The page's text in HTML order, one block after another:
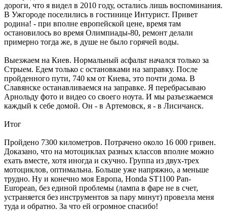
дороги, что я видел в 2010 году, остались лишь воспоминания.
В Ужгороде поселились в гостинице Интурист. Привет
родина! - при вполне европейской цене, время там
остановилось во время Олимпиады-80, ремонт делали
примерно тогда же, в душе не было горячей воды.
Выезжаем на Киев. Нормальный асфальт начался только за
Стрыем. Едем только с остановками на заправку. После
пройденного пути, 740 км от Киева, это почти дома. В
Славянске останавливаемся на заправке. Я перебрасываю
Арнольду фото и видео со своего ноута. И мы разъезжаемся
каждый к себе домой. Он - в Артемовск, я - в Лисичанск.
Итог
Пройдено 7300 километров. Потрачено около 16 000 гривен.
Доказано, что на мотоциклах разных классов вполне можно
ехать вместе, хотя иногда и скучно. Группа из двух-трех
мотоциклов, оптимальна. Больше уже напряжно, а меньше
трудно. Ну и конечно моя Европа, Honda ST1100 Pan-
European, без единой проблемы (лампа в фаре не в счет,
устраняется без инструментов за пару минут) провезла меня
туда и обратно. За что ей огромное спасибо!